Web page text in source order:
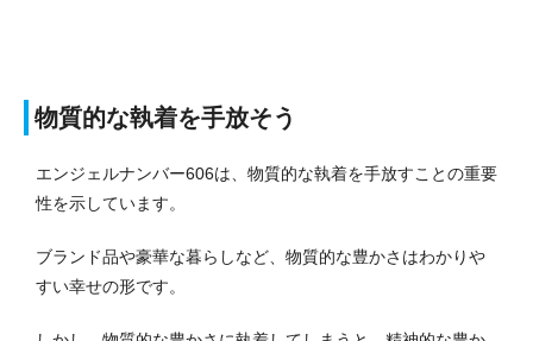
物質的な執着を手放そう
エンジェルナンバー606は、物質的な執着を手放すことの重要
性を示しています。
ブランド品や豪華な暮らしなど、物質的な豊かさはわかりや
すい幸せの形です。